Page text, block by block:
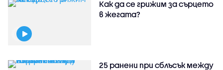
Как да се грижим за сърцето
в жегата?
25 ранени при сблъсък между